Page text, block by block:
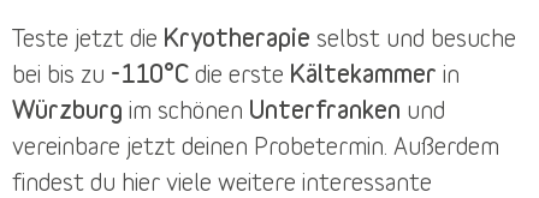
Teste jetzt die Kryotherapie selbst und besuche
bei bis zu -110°C die erste Kältekammer in
Würzburg im schönen Unterfranken und
vereinbare jetzt deinen Probetermin . Außerdem
findest du hier viele weitere interessante